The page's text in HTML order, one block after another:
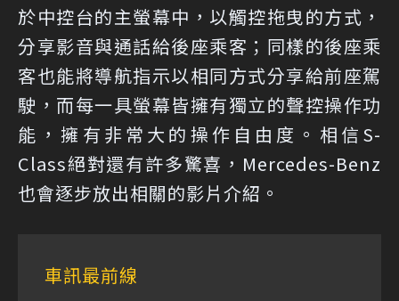
於中控台的主螢幕中，以觸控拖曳的方式，
分享影音與通話給後座乘客；同樣的後座乘
客也能將導航指示以相同方式分享給前座駕
駛，而每一具螢幕皆擁有獨立的聲控操作功
能，擁有非常大的操作自由度。相信S-
Class絕對還有許多驚喜，Mercedes-Benz
也會逐步放出相關的影片介紹。
車訊最前線